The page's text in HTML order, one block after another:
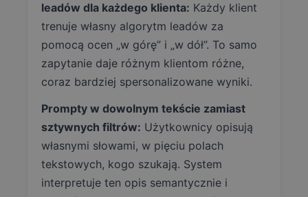
leadów dla każdego klienta: Każdy klient
trenuje własny algorytm leadów za
pomocą ocen „w górę” i „w dół”. To samo
zapytanie daje różnym klientom różne,
coraz bardziej spersonalizowane wyniki.
Prompty w dowolnym tekście zamiast
sztywnych filtrów: Użytkownicy opisują
własnymi słowami, w pięciu polach
tekstowych, kogo szukają. System
interpretuje ten opis semantycznie i